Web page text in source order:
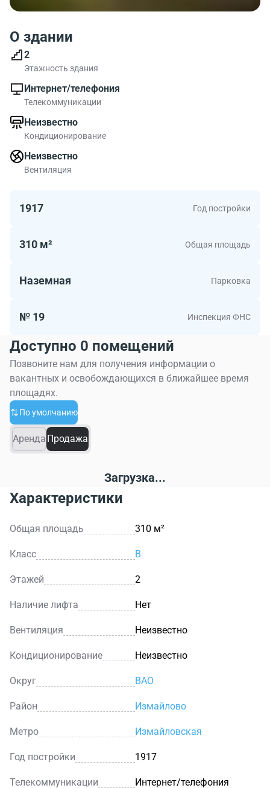
О здании
2
Этажность здания
Интернет/телефония
Телекоммуникации
Неизвестно
Кондиционирование
Неизвестно
Вентиляция
1917 Год постройки
310 м² Общая площадь
Наземная Парковка
№ 19 Инспекция ФНС
Доступно 0 помещений
Позвоните нам для получения информации о
вакантных и освобождающихся в ближайшее время
площадях.
По умолчанию
Аренда Продажа
Загрузка...
Характеристики
Общая площадь 310 м²
Класс B
Этажей 2
Наличие лифта Нет
Вентиляция Неизвестно
Кондиционирование Неизвестно
Округ ВАО
Район Измайлово
Метро Измайловская
Год постройки 1917
Телекоммуникации Интернет/телефония